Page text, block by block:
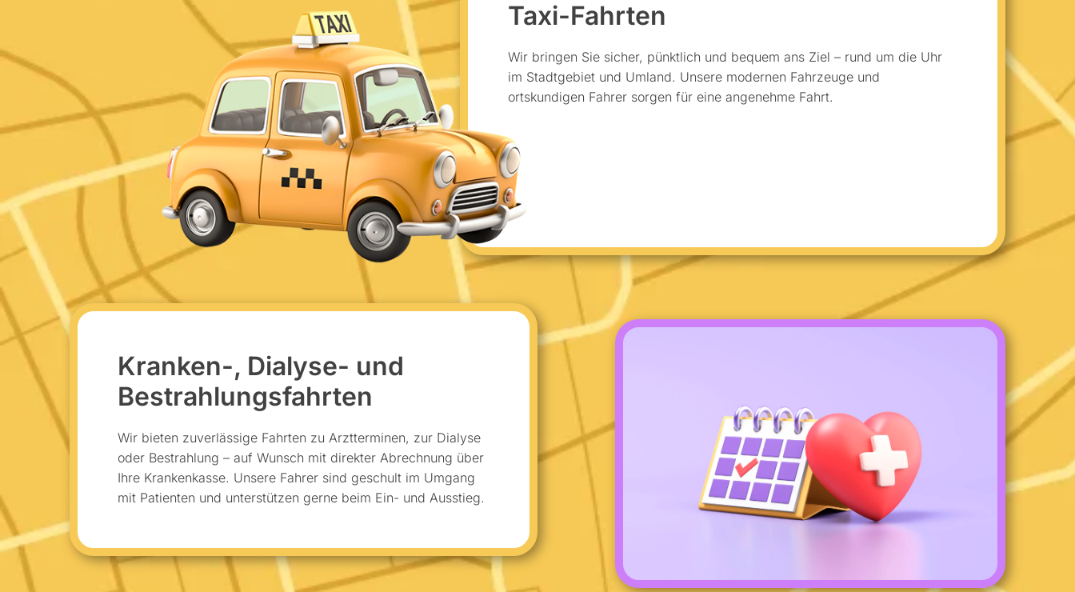
Taxi-Fahrten
Wir bringen Sie sicher, pünktlich und bequem ans Ziel – rund um die Uhr
im Stadtgebiet und Umland. Unsere modernen Fahrzeuge und
ortskundigen Fahrer sorgen für eine angenehme Fahrt.
Kranken-, Dialyse- und
Bestrahlungsfahrten
Wir bieten zuverlässige Fahrten zu Arztterminen, zur Dialyse
oder Bestrahlung – auf Wunsch mit direkter Abrechnung über
Ihre Krankenkasse. Unsere Fahrer sind geschult im Umgang
mit Patienten und unterstützen gerne beim Ein- und Ausstieg.